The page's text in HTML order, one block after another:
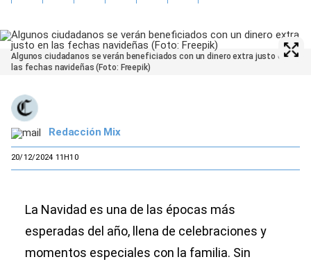
Algunos ciudadanos se verán beneficiados con un dinero extra justo en
las fechas navideñas (Foto: Freepik)
Redacción Mix
20/12/2024 11H10
La Navidad es una de las épocas más
esperadas del año, llena de celebraciones y
momentos especiales con la familia. Sin